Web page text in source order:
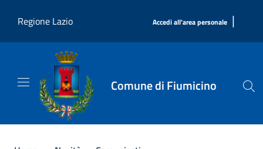
Regione Lazio
Accedi all'area personale |
Comune di Fiumicino